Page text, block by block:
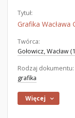
Tytuł:
Grafika Wacława
Twórca:
Gołowicz, Wacław
Rodzaj dokumentu:
grafika
Więcej